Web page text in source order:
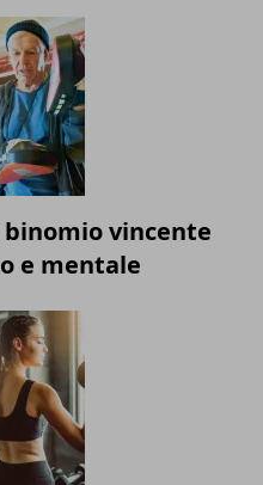
vincente
e mentale